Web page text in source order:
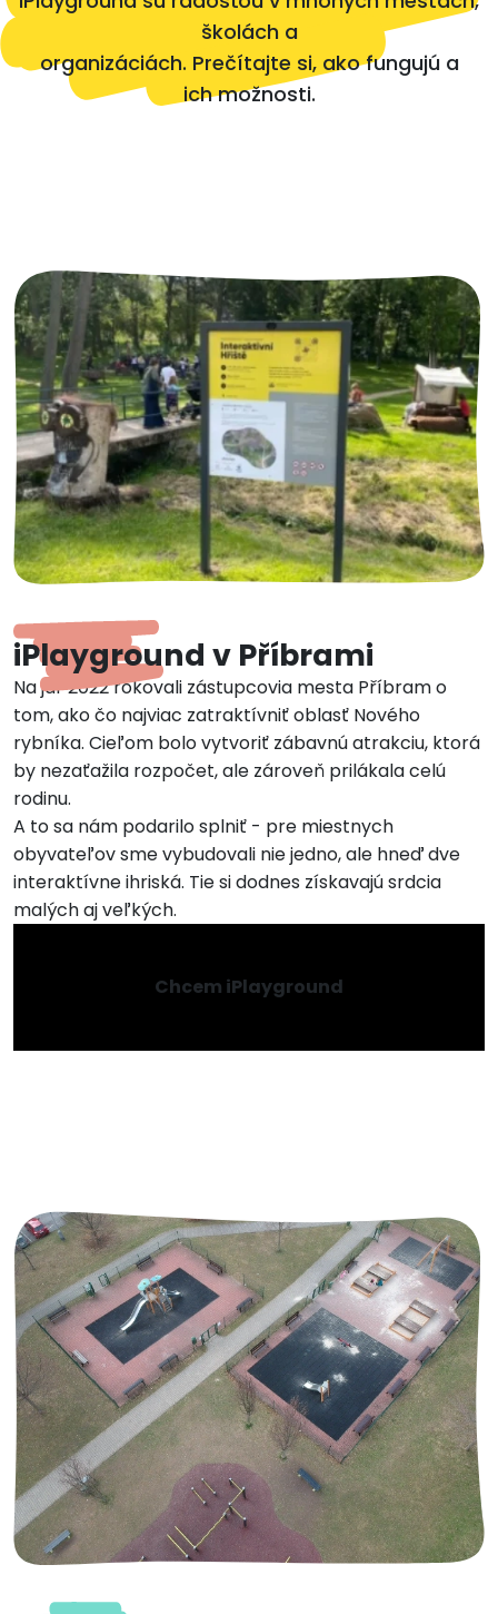
školách a
organizáciách. Prečítajte si, ako fungujú a
ich možnosti.
iPlayground v Příbrami
Na jar 2022 rokovali zástupcovia mesta Příbram o
tom, ako čo najviac zatraktívniť oblasť Nového
rybníka. Cieľom bolo vytvoriť zábavnú atrakciu, ktorá
by nezaťažila rozpočet, ale zároveň prilákala celú
rodinu.
A to sa nám podarilo splniť - pre miestnych
obyvateľov sme vybudovali nie jedno, ale hneď dve
interaktívne ihriská. Tie si dodnes získavajú srdcia
malých aj veľkých.
Chcem iPlayground